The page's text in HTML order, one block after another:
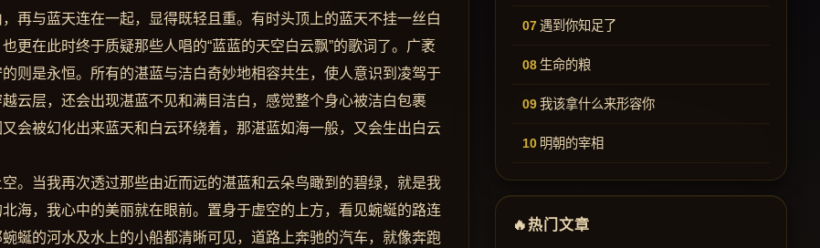
再与蓝天连在一起，显得既轻且重。有时头顶上的蓝天不挂一丝白
更在此时终于质疑那些人唱的“蓝蓝的天空白云飘”的歌词了。广袤
则是永恒。所有的湛蓝与洁白奇妙地相容共生，使人意识到凌驾于
云层，还会出现湛蓝不见和满目洁白，感觉整个身心被洁白包裹
会被幻化出来蓝天和白云环绕着，那湛蓝如海一般，又会生出白云
。当我再次透过那些由近而远的湛蓝和云朵鸟瞰到的碧绿，就是我
海，我心中的美丽就在眼前。置身于虚空的上方，看见蜿蜒的路连
蜒的河水及水上的小船都清晰可见，道路上奔驰的汽车，就像奔跑
遇到你知足了
生命的粮
我该拿什么来形容你
明朝的宰相
热门文章